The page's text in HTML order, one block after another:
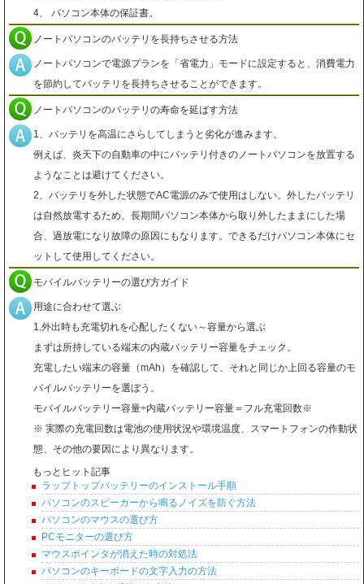
4、 パソコン本体の保証書。
ノートパソコンのバッテリを長持ちさせる方法
ノートパソコンで電源プランを「省電力」モードに設定すると、消費電力
を節約してバッテリを長持ちさせることができます。
ノートパソコンのバッテリの寿命を延ばす方法
1、バッテリを高温にさらしてしまうと劣化が進みます。
例えば、炎天下の自動車の中にバッテリ付きのノートパソコンを放置する
ようなことは避けてください。
2、バッテリを外した状態でAC電源のみで使用はしない。外したバッテリ
は自然放電するため、長期間パソコン本体から取り外したままにした場
合、過放電になり故障の原因にもなります。できるだけパソコン本体にセ
ットして使用してください。
モバイルバッテリーの選び方ガイド
用途に合わせて選ぶ
1.外出時も充電切れを心配したくない～容量から選ぶ
まずは所持している端末の内蔵バッテリー容量をチェック。
充電したい端末の容量（mAh）を確認して、それと同じか上回る容量のモ
バイルバッテリーを選ぼう。
モバイルバッテリー容量÷内蔵バッテリー容量＝フル充電回数※
※ 実際の充電回数は電池の使用状況や環境温度、スマートフォンの作動状
態、その他の要因により異なります。
もっとヒット記事
ラップトップバッテリーのインストール手順
パソコンのスピーカーから鳴るノイズを防ぐ方法
パソコンのマウスの選び方
PCモニターの選び方
マウスポインタが消えた時の対処法
パソコンのキーボードの文字入力の方法